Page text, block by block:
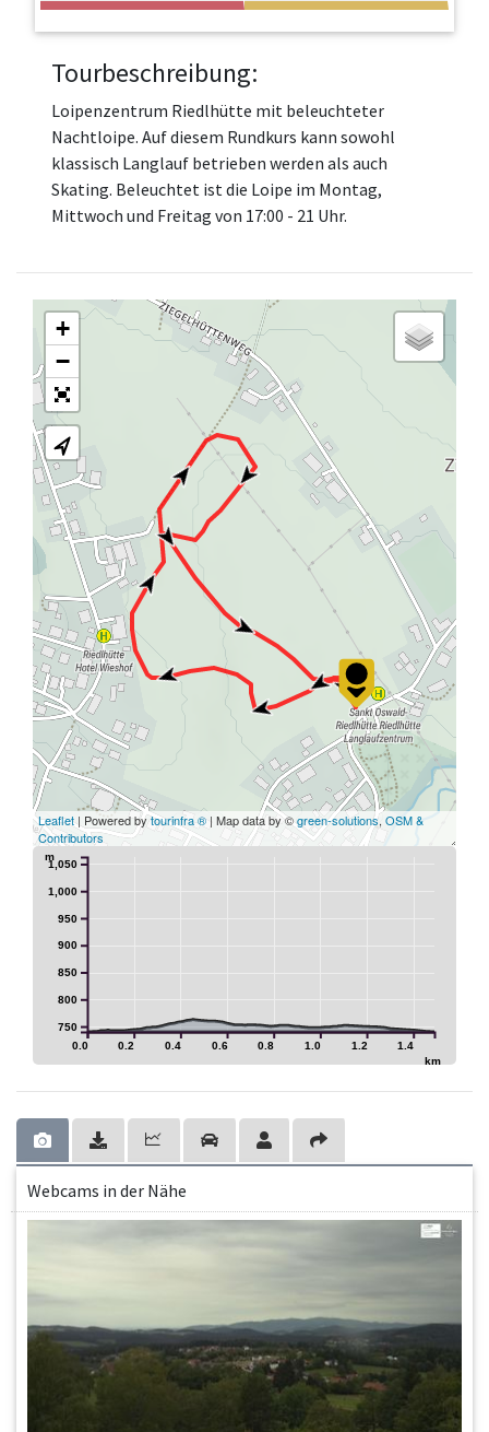
Tourbeschreibung:
Loipenzentrum Riedlhütte mit beleuchteter
Nachtloipe. Auf diesem Rundkurs kann sowohl
klassisch Langlauf betrieben werden als auch
Skating. Beleuchtet ist die Loipe im Montag,
Mittwoch und Freitag von 17:00 - 21 Uhr.
+
−
Leaflet| Powered bytourinfra ® | Map data by ©green-solutions, OSM &
Contributors
0.0 0.2 0.4 0.6 0.8 1.0 1.2 1.4
km
750
800
850
900
950
1,000
1,050
m
Webcams in der Nähe